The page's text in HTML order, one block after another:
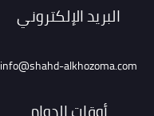
البريد الإلكتروني
info@shahd-alkhozoma.com